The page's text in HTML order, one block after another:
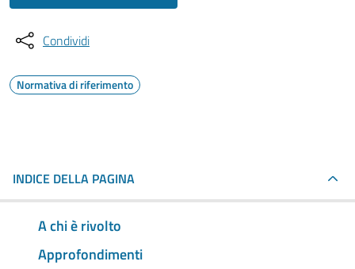
Condividi
Normativa di riferimento
INDICE DELLA PAGINA
A chi è rivolto
Approfondimenti